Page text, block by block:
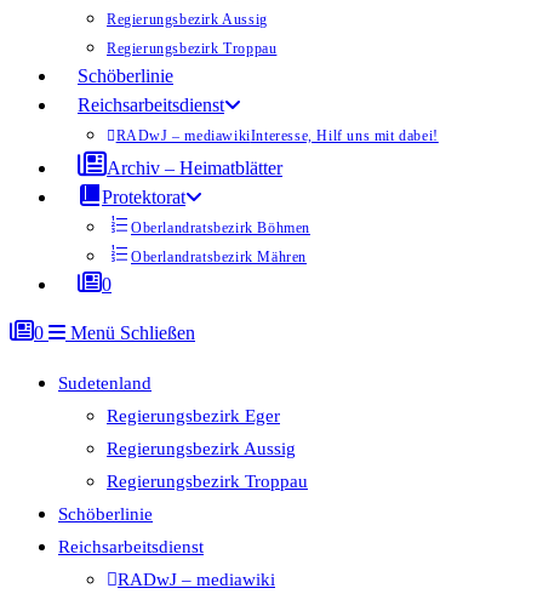
Regierungsbezirk Aussig
Regierungsbezirk Troppau
Schöberlinie
Reichsarbeitsdienst
RADwJ – mediawikiInteresse, Hilf uns mit dabei!
Archiv – Heimatblätter
Protektorat
Oberlandratsbezirk Böhmen
Oberlandratsbezirk Mähren
0
0 Menü Schließen
Sudetenland
Regierungsbezirk Eger
Regierungsbezirk Aussig
Regierungsbezirk Troppau
Schöberlinie
Reichsarbeitsdienst
RADwJ – mediawiki